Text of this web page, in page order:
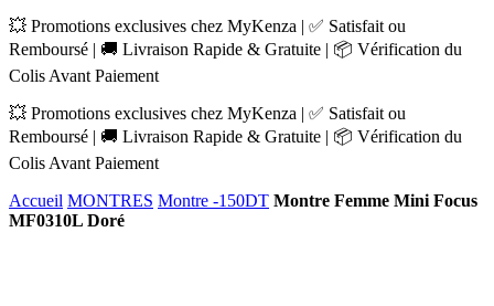
💥 Promotions exclusives chez MyKenza | ✅ Satisfait ou
Remboursé | 🚚 Livraison Rapide & Gratuite | 📦 Vérification du
Colis Avant Paiement
💥 Promotions exclusives chez MyKenza | ✅ Satisfait ou
Remboursé | 🚚 Livraison Rapide & Gratuite | 📦 Vérification du
Colis Avant Paiement
Accueil MONTRES Montre -150DT Montre Femme Mini Focus
MF0310L Doré